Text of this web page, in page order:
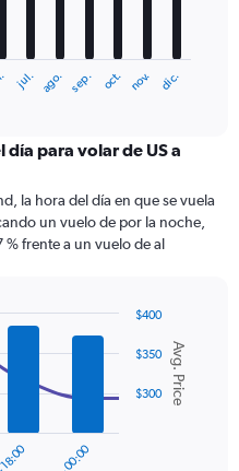
jul. ago. sep. oct. nov. dic.
día para volar de US a
la hora del día en que se vuela
un vuelo de por la noche,
frente a un vuelo de al
Avg. Price
$300
$350
$400